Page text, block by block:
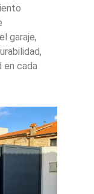
garaje,
en cada